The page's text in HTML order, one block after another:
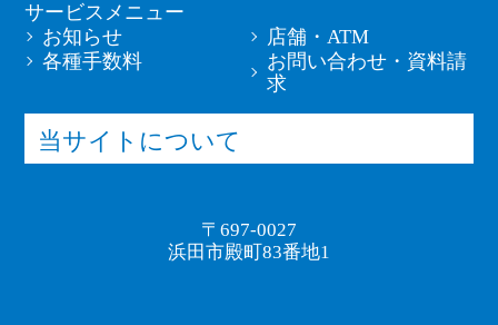
サービスメニュー
お知らせ
店舗・ATM
各種手数料
お問い合わせ・資料請
求
当サイトについて
〒697-0027
浜田市殿町83番地1